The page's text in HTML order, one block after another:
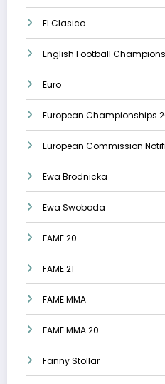
El Clasico
English Football
Euro
European Championships
European Commission
Ewa Brodnicka
Ewa Swoboda
FAME 20
FAME 21
FAME MMA
FAME MMA 20
Fanny Stollar